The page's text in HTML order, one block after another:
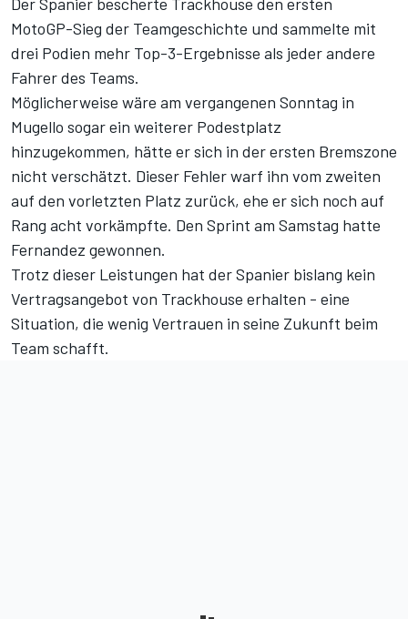
MotoGP-Sieg der Teamgeschichte und sammelte mit
drei Podien mehr Top-3-Ergebnisse als jeder andere
Fahrer des Teams.
Möglicherweise wäre am vergangenen Sonntag in
Mugello sogar ein weiterer Podestplatz
hinzugekommen, hätte er sich in der ersten Bremszone
nicht verschätzt. Dieser Fehler warf ihn vom zweiten
auf den vorletzten Platz zurück, ehe er sich noch auf
Rang acht vorkämpfte. Den Sprint am Samstag hatte
Fernandez gewonnen.
Trotz dieser Leistungen hat der Spanier bislang kein
Vertragsangebot von Trackhouse erhalten - eine
Situation, die wenig Vertrauen in seine Zukunft beim
Team schafft.